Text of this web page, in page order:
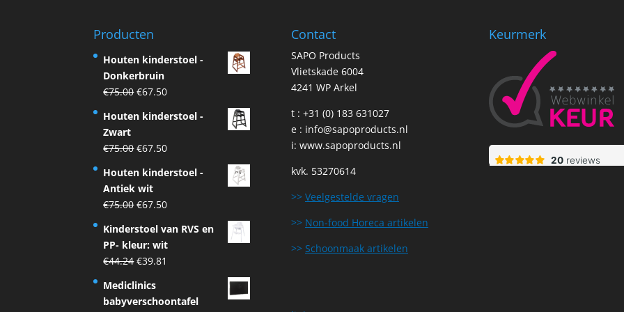
Producten
Houten kinderstoel -
Donkerbruin
€75.00Original
was:
€67.50Current
is:
Houten kinderstoel -
Zwart
€75.00Original
was:
€75.00.
€67.50Current
is:
Houten kinderstoel -
Antiek wit
€75.00Original
was:
€75.00.
€67.50Current
is:
€67.50.
Kinderstoel van RVS en
PP- kleur: wit
€44.24Original
was:
€44.24.
€39.81
€39.81.
Mediclinics
babyverschoontafel
Contact
SAPO Products
Vlietskade 6004
4241 WP Arkel
t : +31 (0) 183 631027
e : info@sapoproducts.nl
i: www.sapoproducts.nl
kvk. 53270614
>> Veelgestelde vragen
>> Non-food Horeca artikelen
>> Schoonmaak artikelen
Keurmerk